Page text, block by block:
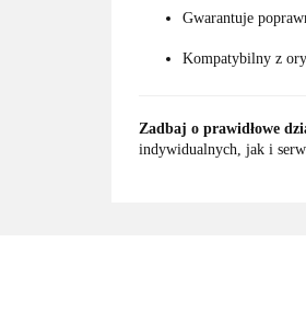
Gwarantuje
Kompatybilny z
Zadbaj o prawidłowe
indywidualnych, jak i